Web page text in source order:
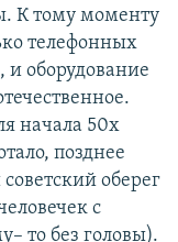
К тому моменту
телефонных
и оборудование
начала 50х
позднее
оберег
с
то без головы).